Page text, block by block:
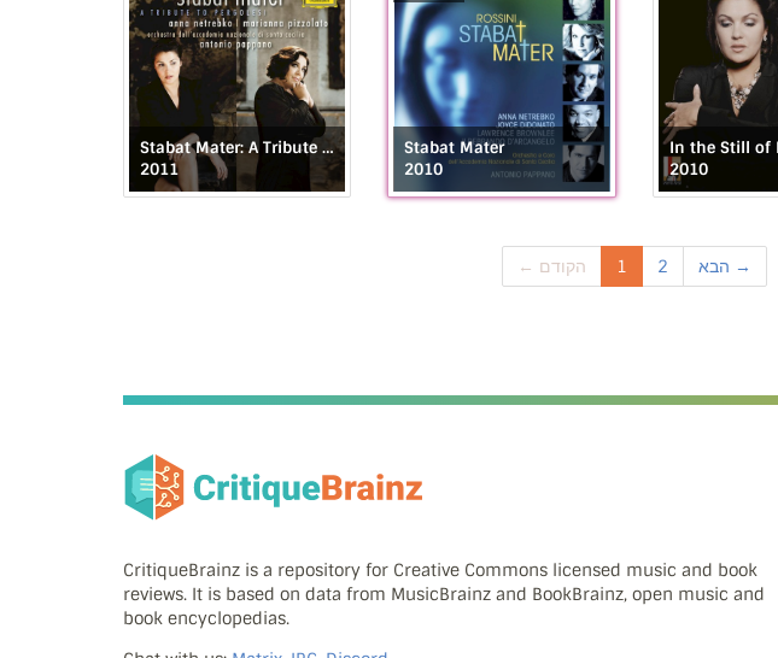
Stabat Mater: A Tribute to Pergolesi
2011
Stabat Mater
2010
In the Still of
2010
← הקודם 1 2 הבא →
CritiqueBrainz is a repository for Creative Commons licensed music and book
reviews. It is based on data from MusicBrainz and BookBrainz, open music and
book encyclopedias.